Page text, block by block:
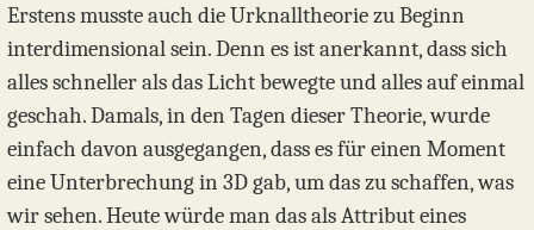
Erstens musste auch die Urknalltheorie zu Beginn
interdimensional sein. Denn es ist anerkannt, dass sich
alles schneller als das Licht bewegte und alles auf einmal
geschah. Damals, in den Tagen dieser Theorie, wurde
einfach davon ausgegangen, dass es für einen Moment
eine Unterbrechung in 3D gab, um das zu schaffen, was
wir sehen. Heute würde man das als Attribut eines